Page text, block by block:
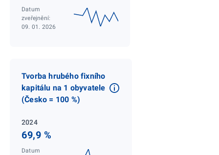
Datum
zveřejnění:
09. 01. 2026
Tvorba hrubého fixního
kapitálu na 1 obyvatele
(Česko = 100 %)
2024
69,9 %
Datum